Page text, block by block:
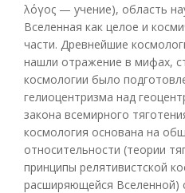
λόγος — учение), область
Вселенная как целое и
части. Древнейшие
нашли отражение в мифах,
космологии было
гелиоцентризма над
закона всемирного
космология основана на
относительности (теории
принципы релятивистской
расширяющейся Вселенной)